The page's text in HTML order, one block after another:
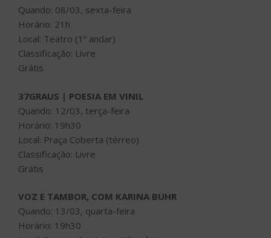
Quando: 08/03, sexta-feira
Horário: 21h
Local: Teatro (1º andar)
Classificação: Livre
Grátis
37GRAUS | POESIA EM VINIL
Quando: 12/03, terça-feira
Horário: 19h30
Local: Praça Coberta (térreo)
Classificação: Livre
Grátis
VOZ E TAMBOR, COM KARINA BUHR
Quando: 13/03, quarta-feira
Horário: 19h30